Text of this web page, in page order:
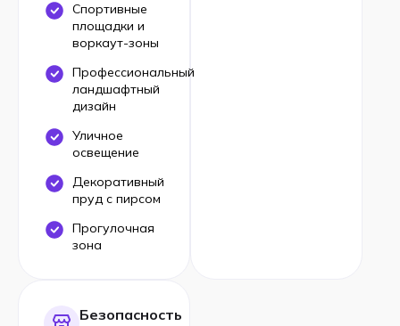
Спортивные
площадки и
воркаут-зоны
Профессиональный
ландшафтный
дизайн
Уличное
освещение
Декоративный
пруд с пирсом
Прогулочная
зона
Безопасность